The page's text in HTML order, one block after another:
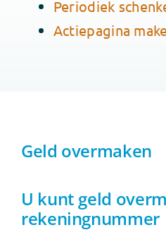
Periodiek
Actiepagina
Geld overmaken
U kunt geld
rekeningnummer